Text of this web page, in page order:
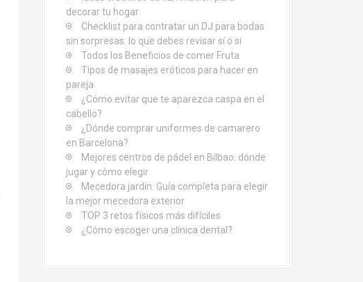
decorar tu hogar
Checklist para contratar un DJ para bodas
sin sorpresas: lo que debes revisar sí o sí
Todos los Beneficios de comer Fruta
Tipos de masajes eróticos para hacer en
pareja
¿Cómo evitar que te aparezca caspa en el
cabello?
¿Dónde comprar uniformes de camarero
en Barcelona?
Mejores centros de pádel en Bilbao: dónde
jugar y cómo elegir
Mecedora jardín: Guía completa para elegir
la mejor mecedora exterior
TOP 3 retos físicos más difíciles
¿Cómo escoger una clínica dental?